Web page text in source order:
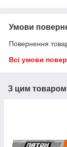
Умови
Повернення
Всі умови
З цим